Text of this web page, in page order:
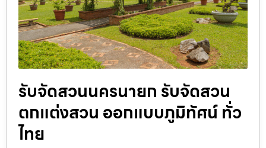
รับจัดสวนนครนายก รับจัดสวน
ตกแต่งสวน ออกแบบภูมิทัศน์ ทั่ว
ไทย